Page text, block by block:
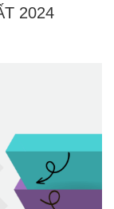
2024